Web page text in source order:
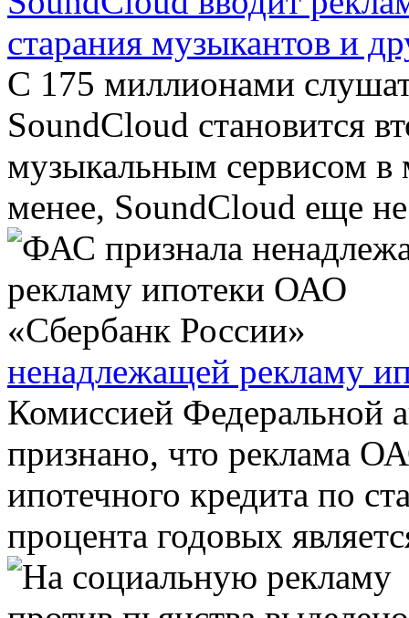
старания музыкантов и
С 175 миллионами
SoundCloud становится
музыкальным сервисом в
менее, SoundCloud еще
ненадлежащей рекламу
Комиссией Федеральной
признано, что реклама
ипотечного кредита по
процента годовых